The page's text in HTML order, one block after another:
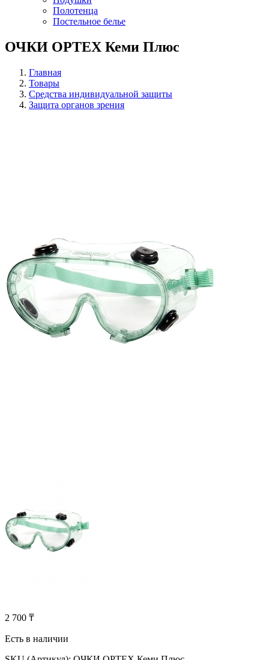
Полотенца
Постельное белье
ОЧКИ OPTEX Кеми Плюс
Главная
Товары
Средства индивидуальной защиты
Защита органов зрения
2 700 ₸
Есть в наличии